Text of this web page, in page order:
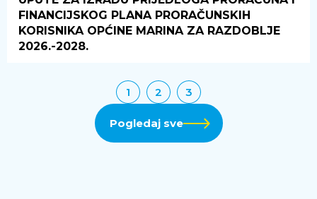
FINANCIJSKOG PLANA PRORAČUNSKIH
KORISNIKA OPĆINE MARINA ZA RAZDOBLJE
2026.-2028.
1 2 3
Pogledaj sve